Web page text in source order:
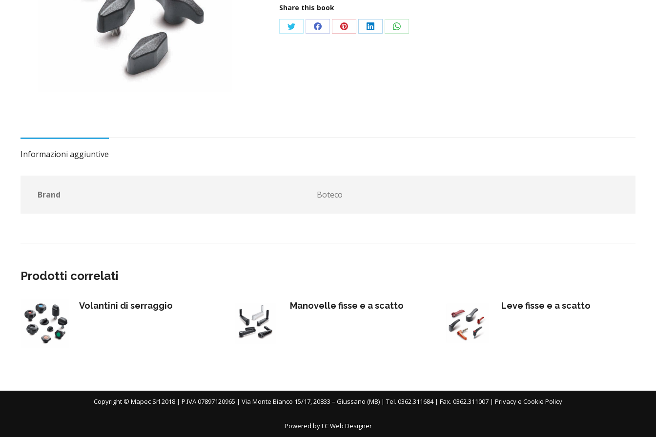
Share this book
CondividiCondividiCondividiCondividiCondividi
Informazioni aggiuntive
Brand Boteco
Prodotti correlati
Volantini di serraggio Manovelle fisse e a scatto Leve fisse e a scatto
Copyright © Mapec Srl 2018 | P.IVA 07897120965 | Via Monte Bianco 15/17, 20833 – Giussano (MB) | Tel. 0362.311684 | Fax. 0362.311007 | Privacy e Cookie Policy
Powered by LC Web Designer